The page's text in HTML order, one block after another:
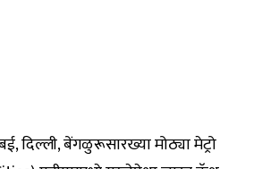
दिल्ली, बेंगळुरूसारख्या मोठ्या मेट्रो